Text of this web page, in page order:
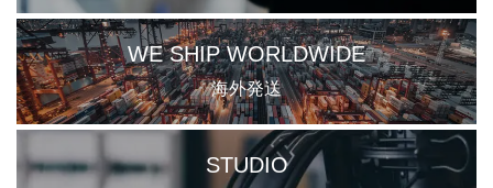
WE SHIP WORLDWIDE
海外発送
STUDIO